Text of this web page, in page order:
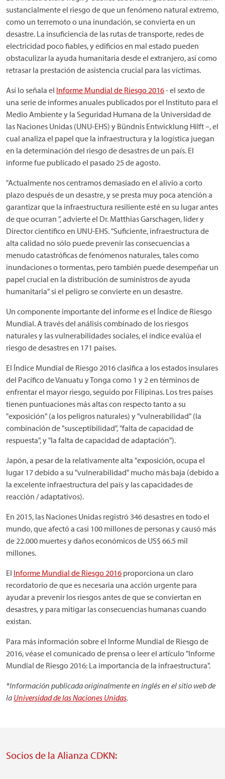
sustancialmente el riesgo de que un fenómeno natural extremo,
como un terremoto o una inundación, se convierta en un
desastre. La insuficiencia de las rutas de transporte, redes de
electricidad poco fiables, y edificios en mal estado pueden
obstaculizar la ayuda humanitaria desde el extranjero, así como
retrasar la prestación de asistencia crucial para las víctimas.
Así lo señala el Informe Mundial de Riesgo 2016- el sexto de
una serie de informes anuales publicados por el Instituto para el
Medio Ambiente y la Seguridad Humana de la Universidad de
las Naciones Unidas (UNU-EHS) y Bündnis Entwicklung Hilft –, el
cual analiza el papel que la infraestructura y la logística juegan
en la determinación del riesgo de desastres de un país. El
informe fue publicado el pasado 25 de agosto.
"Actualmente nos centramos demasiado en el alivio a corto
plazo después de un desastre, y se presta muy poca atención a
garantizar que la infraestructura resiliente esté en su lugar antes
de que ocurran ", advierte el Dr. Matthias Garschagen, líder y
Director científico en UNU-EHS. "Suficiente, infraestructura de
alta calidad no sólo puede prevenir las consecuencias a
menudo catastróficas de fenómenos naturales, tales como
inundaciones o tormentas, pero también puede desempeñar un
papel crucial en la distribución de suministros de ayuda
humanitaria" si el peligro se convierte en un desastre.
Un componente importante del informe es el Índice de Riesgo
Mundial. A través del análisis combinado de los riesgos
naturales y las vulnerabilidades sociales, el índice evalúa el
riesgo de desastres en 171 países.
El Índice Mundial de Riesgo 2016 clasifica a los estados insulares
del Pacífico de Vanuatu y Tonga como 1 y 2 en términos de
enfrentar el mayor riesgo, seguido por Filipinas. Los tres países
tienen puntuaciones más altas con respecto tanto a su
"exposición" (a los peligros naturales) y "vulnerabilidad" (la
combinación de "susceptibilidad", "falta de capacidad de
respuesta", y "la falta de capacidad de adaptación").
Japón, a pesar de la relativamente alta "exposición, ocupa el
lugar 17 debido a su "vulnerabilidad" mucho más baja (debido a
la excelente infraestructura del país y las capacidades de
reacción / adaptativos).
En 2015, las Naciones Unidas registró 346 desastres en todo el
mundo, que afectó a casi 100 millones de personas y causó más
de 22.000 muertes y daños económicos de US$ 66.5 mil
millones.
El Informe Mundial de Riesgo 2016 proporciona un claro
recordatorio de que es necesaria una acción urgente para
ayudar a prevenir los riesgos antes de que se conviertan en
desastres, y para mitigar las consecuencias humanas cuando
existan.
Para más información sobre el Informe Mundial de Riesgo de
2016, véase el comunicado de prensa o leer el artículo "Informe
Mundial de Riesgo 2016: La importancia de la infraestructura".
*Información publicada originalmente en inglés en el sitio web de
la Universidad de las Naciones Unidas.
Socios de la Alianza CDKN: